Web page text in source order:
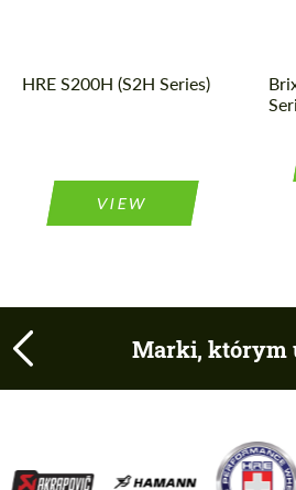
HRE S200H (S2H Series)
VIEW
Marki, którym